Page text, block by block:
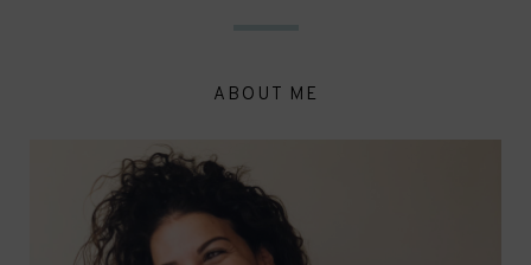
ABOUT ME